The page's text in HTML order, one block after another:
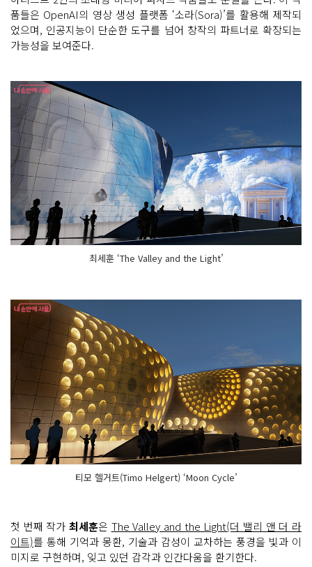
품들은 OpenAI의 영상 생성 플랫폼 ‘소라(Sora)’를 활용해 제작되
었으며, 인공지능이 단순한 도구를 넘어 창작의 파트너로 확장되는
가능성을 보여준다.
최세훈 ‘The Valley and the Light’
티모 헬거트(Timo Helgert) ‘Moon Cycle’
첫 번째 작가 최세훈은 The Valley and the Light(더 밸리 앤 더 라
이트)를 통해 기억과 몽환, 기술과 감성이 교차하는 풍경을 빛과 이
미지로 구현하며, 잊고 있던 감각과 인간다움을 환기한다.